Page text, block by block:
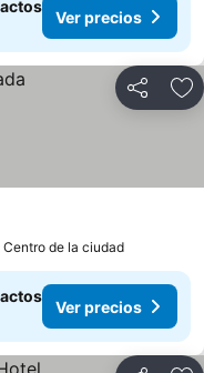
Ver precios
Compartir
Centro de la ciudad
Ver precios